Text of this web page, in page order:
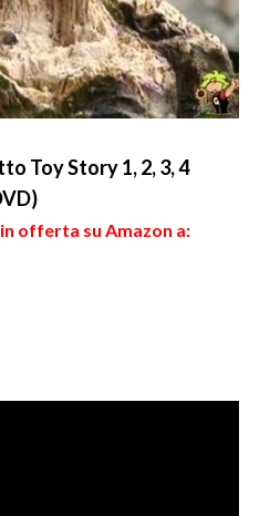
Toy Story 1, 2, 3, 4
in offerta su Amazon a: